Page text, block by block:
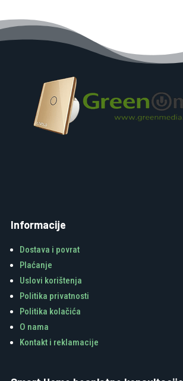
Informacije
Dostava i povrat
Plaćanje
Uslovi korištenja
Politika privatnosti
Politika kolačića
O nama
Kontakt i reklamacije